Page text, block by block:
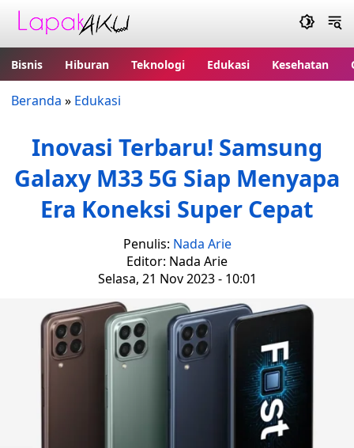
Bisnis Hiburan Teknologi Edukasi Kesehatan
Beranda » Edukasi
Inovasi Terbaru! Samsung
Galaxy M33 5G Siap Menyapa
Era Koneksi Super Cepat
Penulis: Nada Arie
Editor: Nada Arie
Selasa, 21 Nov 2023 - 10:01